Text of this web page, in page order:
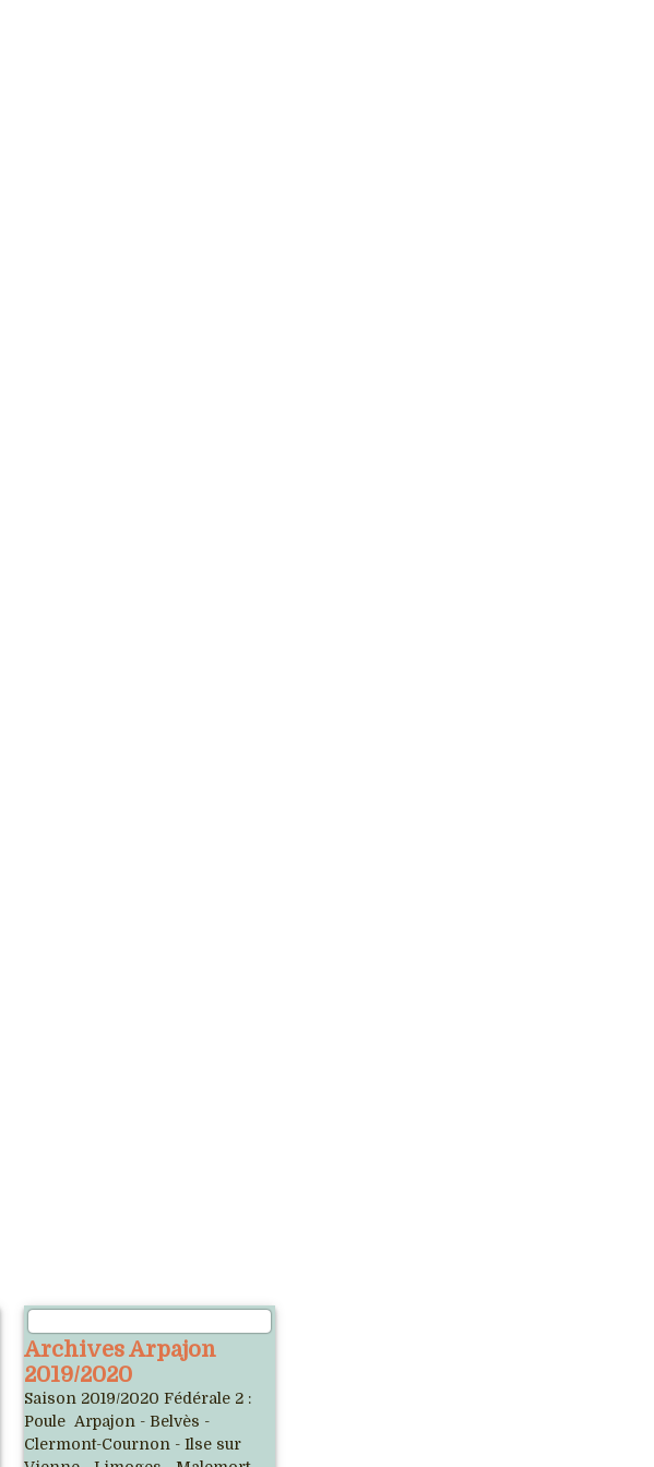
Archives Arpajon
2019/2020
Saison 2019/2020 Fédérale 2 :
Poule Arpajon - Belvès -
Clermont-Cournon - Ilse sur